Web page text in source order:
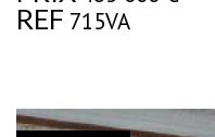
REF 715VA